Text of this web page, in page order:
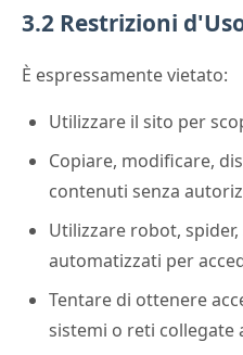
3.2 Restrizioni
È espressamente vietato:
Utilizzare il sito per
Copiare, modificare,
contenuti senza
Utilizzare robot,
automatizzati per
Tentare di ottenere
sistemi o reti collegate